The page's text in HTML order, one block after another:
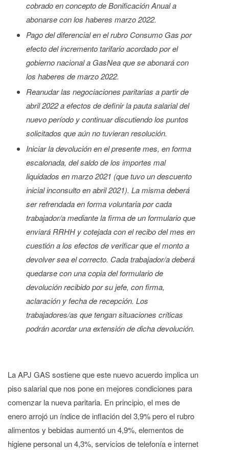
cobrado en concepto de Bonificación Anual a
abonarse con los haberes marzo 2022.
Pago del diferencial en el rubro Consumo Gas por
efecto del incremento tarifario acordado por el
gobierno nacional a GasNea que se abonará con
los haberes de marzo 2022.
Reanudar las negociaciones paritarias a partir de
abril 2022 a efectos de definir la pauta salarial del
nuevo período y continuar discutiendo los puntos
solicitados que aún no tuvieran resolución.
Iniciar la devolución en el presente mes, en forma
escalonada, del saldo de los importes mal
liquidados en marzo 2021 (que tuvo un descuento
inicial inconsulto en abril 2021). La misma deberá
ser refrendada en forma voluntaria por cada
trabajador/a mediante la firma de un formulario que
enviará RRHH y cotejada con el recibo del mes en
cuestión a los efectos de verificar que el monto a
devolver sea el correcto. Cada trabajador/a deberá
quedarse con una copia del formulario de
devolución recibido por su jefe, con firma,
aclaración y fecha de recepción. Los
trabajadores/as que tengan situaciones críticas
podrán acordar una extensión de dicha devolución.
La APJ GAS sostiene que este nuevo acuerdo implica un
piso salarial que nos pone en mejores condiciones para
comenzar la nueva paritaria. En principio, el mes de
enero arrojó un índice de inflación del 3,9% pero el rubro
alimentos y bebidas aumentó un 4,9%, elementos de
higiene personal un 4,3%, servicios de telefonía e internet